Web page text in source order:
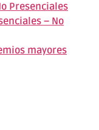
Presenciales
– No
mayores